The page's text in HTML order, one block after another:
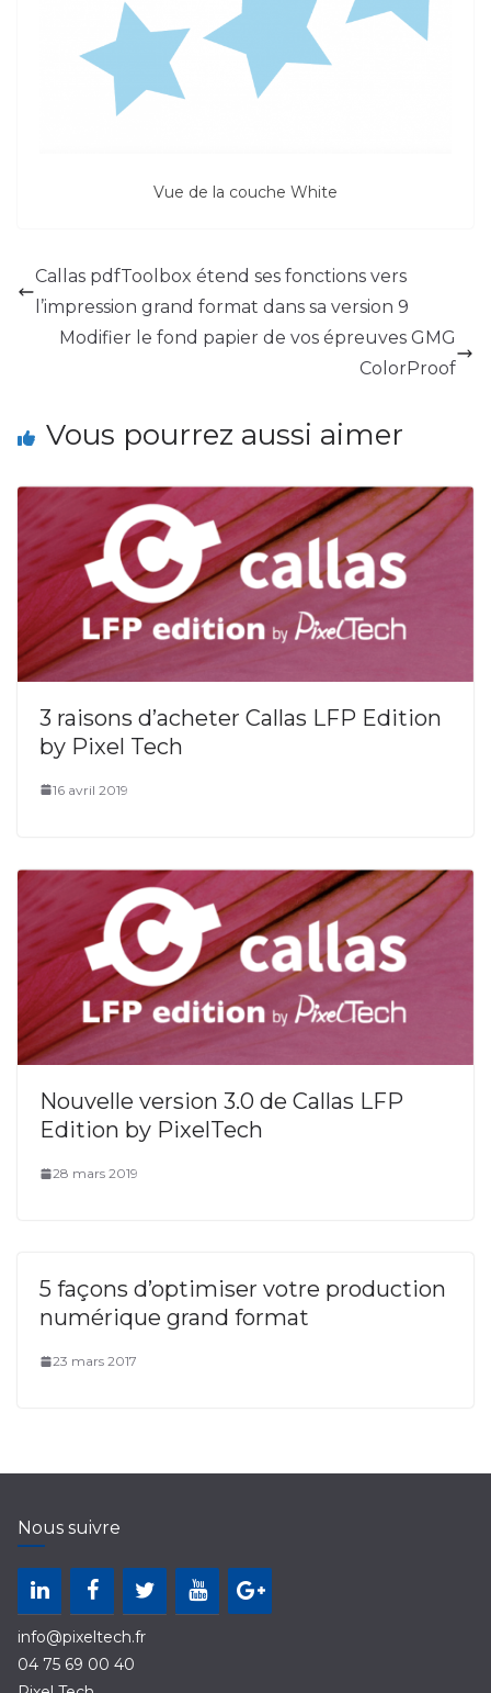
Vue de la couche White
Callas pdfToolbox étend ses fonctions vers
l’impression grand format dans sa version 9
Modifier le fond papier de vos épreuves GMG
ColorProof
Vous pourrez aussi aimer
3 raisons d’acheter Callas LFP Edition
by Pixel Tech
16 avril 2019
Nouvelle version 3.0 de Callas LFP
Edition by PixelTech
28 mars 2019
5 façons d’optimiser votre production
numérique grand format
23 mars 2017
Nous suivre
info@pixeltech.fr
04 75 69 00 40